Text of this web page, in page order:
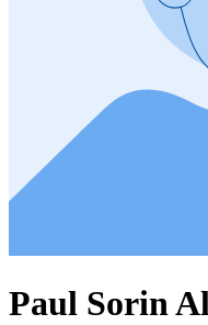
Paul Sorin